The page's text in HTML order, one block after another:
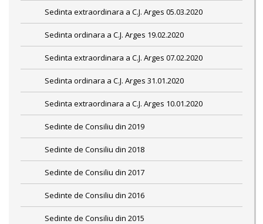
Sedinta extraordinara a C.J. Arges 05.03.2020
Sedinta ordinara a C.J. Arges 19.02.2020
Sedinta extraordinara a C.J. Arges 07.02.2020
Sedinta ordinara a C.J. Arges 31.01.2020
Sedinta extraordinara a C.J. Arges 10.01.2020
Sedinte de Consiliu din 2019
Sedinte de Consiliu din 2018
Sedinte de Consiliu din 2017
Sedinte de Consiliu din 2016
Sedinte de Consiliu din 2015